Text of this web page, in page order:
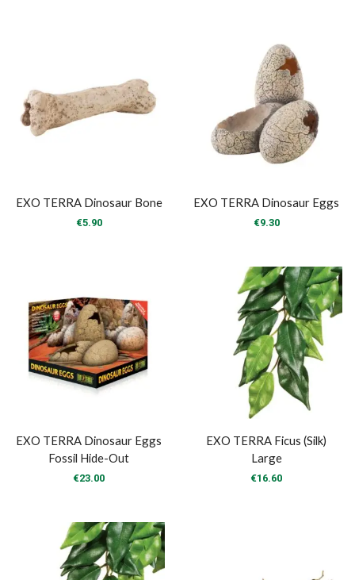
EXO TERRA Dinosaur Bone
€5.90
EXO TERRA Dinosaur Eggs
€9.30
EXO TERRA Dinosaur Eggs
Fossil Hide-Out
€23.00
EXO TERRA Ficus (Silk)
Large
€16.60